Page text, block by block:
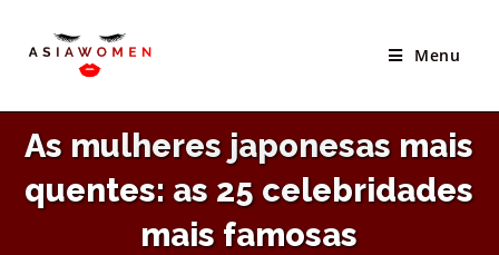
Menu
As mulheres japonesas mais
quentes: as 25 celebridades
mais famosas